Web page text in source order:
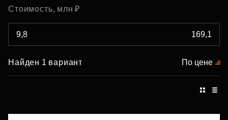
Стоимость, млн ₽
Найден 1 вариант По цене